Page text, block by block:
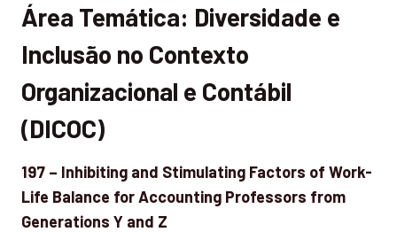
Área Temática: Diversidade e
Inclusão no Contexto
Organizacional e Contábil
(DICOC)
197 – Inhibiting and Stimulating Factors of Work-
Life Balance for Accounting Professors from
Generations Y and Z